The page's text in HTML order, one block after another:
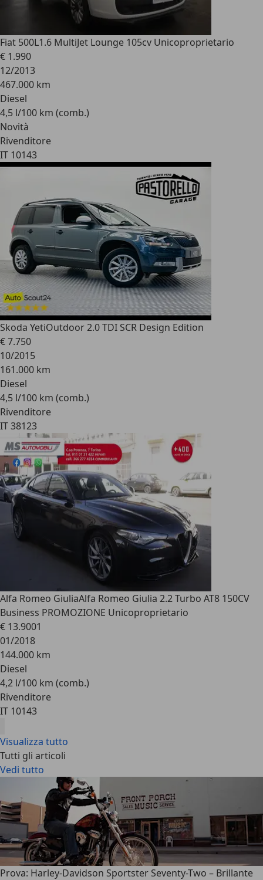
Fiat 500L1.6 MultiJet Lounge 105cv Unicoproprietario
€ 1.990
12/2013
467.000 km
Diesel
4,5 l/100 km (comb.)
Novità
Rivenditore
IT 10143
Skoda YetiOutdoor 2.0 TDI SCR Design Edition
€ 7.750
10/2015
161.000 km
Diesel
4,5 l/100 km (comb.)
Rivenditore
IT 38123
Alfa Romeo GiuliaAlfa Romeo Giulia 2.2 Turbo AT8 150CV
Business PROMOZIONE Unicoproprietario
€ 13.9001
01/2018
144.000 km
Diesel
4,2 l/100 km (comb.)
Rivenditore
IT 10143
Visualizza tutto
Tutti gli articoli
Vedi tutto
Prova: Harley-Davidson Sportster Seventy-Two – Brillante